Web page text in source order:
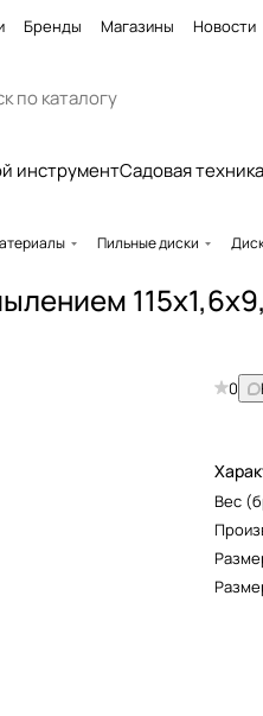
Бренды Магазины Новости
инструментСадовая техника
Пильные диски
0
Вес